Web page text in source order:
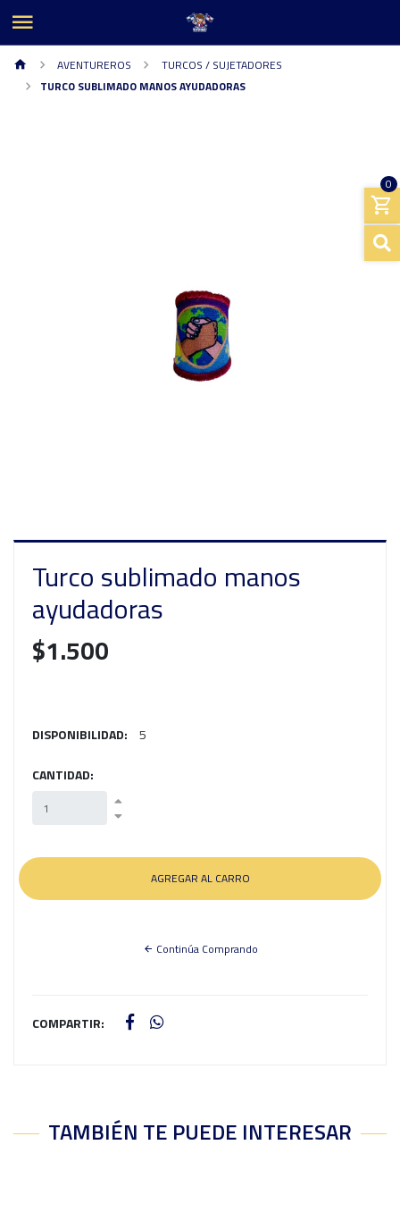
0
AVENTUREROS
TURCOS / SUJETADORES
TURCO SUBLIMADO MANOS AYUDADORAS
Turco sublimado manos
ayudadoras
$1.500
DISPONIBILIDAD: 5
CANTIDAD:
Continúa Comprando
COMPARTIR:
TAMBIÉN TE PUEDE INTERESAR